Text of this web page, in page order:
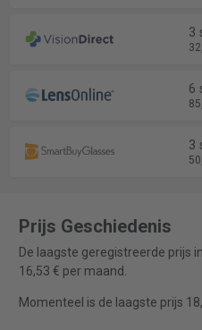
3
6
3
Prijs Geschiedenis
De laagste geregistreerde prijs
16,53 € per maand.
Momenteel is de laagste prijs